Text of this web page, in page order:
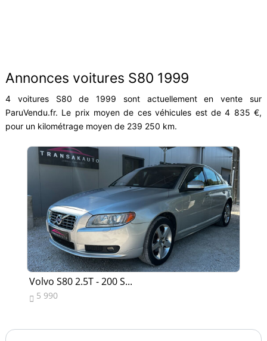
Annonces voitures S80 1999
4 voitures S80 de 1999 sont actuellement en vente sur
ParuVendu.fr. Le prix moyen de ces véhicules est de 4 835 €,
pour un kilométrage moyen de 239 250 km.
Volvo S80 2.5T - 200 S...
 5 990